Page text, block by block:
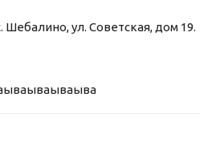
Шебалино, ул. Советская, дом 19.
ываываыва